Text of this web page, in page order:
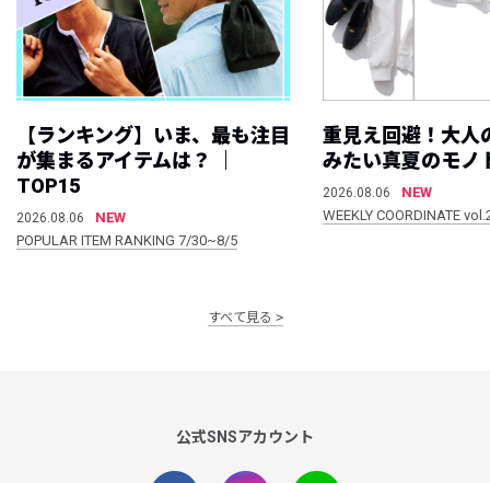
【ランキング】いま、最も注目
が集まるアイテムは？ ｜
TOP15
2026.08.06
NEW
POPULAR ITEM RANKING 7/30~8/5
重見え回避！大人
みたい真夏のモノ
2026.08.06
NEW
WEEKLY COORDINATE
すべて見る
公式SNSアカウント